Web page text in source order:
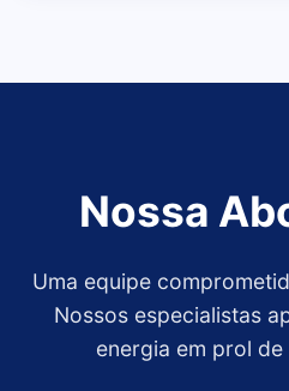
Nossa
Uma equipe
Nossos especialistas
energia em prol